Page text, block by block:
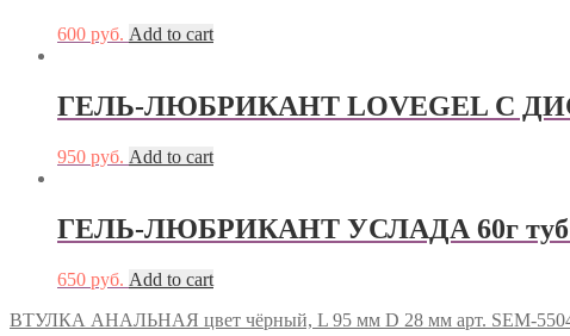
600 руб. Add to cart
ГЕЛЬ-ЛЮБРИКАНТ LOVEGEL C
950 руб. Add to cart
ГЕЛЬ-ЛЮБРИКАНТ УСЛАДА 60г туб
650 руб. Add to cart
ВТУЛКА АНАЛЬНАЯ цвет чёрный, L 95 мм D 28 мм арт. SEM-